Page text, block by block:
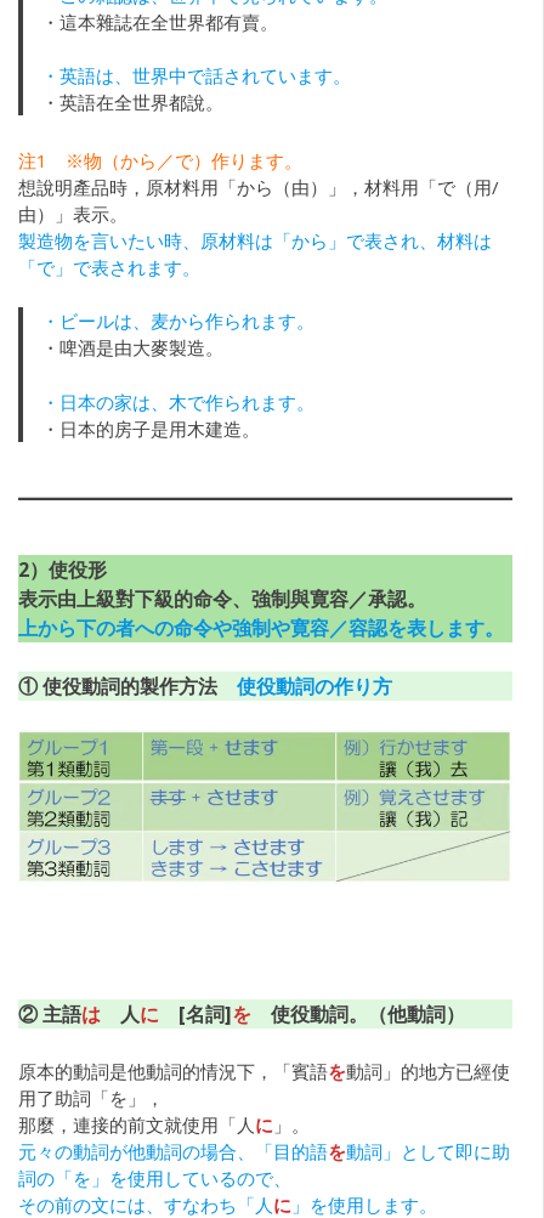
・這本雜誌在全世界都有賣。
・英語は、世界中で話されています。
・英語在全世界都說。
注1 ※物（から／で）作ります。
想說明產品時，原材料用「から（由）」，材料用「で（用/
由）」表示。
製造物を言いたい時、原材料は「から」で表され、材料は
「で」で表されます。
・ビールは、麦から作られます。
・啤酒是由大麥製造。
・日本の家は、木で作られます。
・日本的房子是用木建造。
2）使役形
表示由上級對下級的命令、強制與寛容／承認。
上から下の者への命令や強制や寛容／容認を表します。
① 使役動詞的製作方法 使役動詞の作り方
② 主語は 人に [名詞]を 使役動詞。（他動詞）
原本的動詞是他動詞的情況下，「賓語を動詞」的地方已經使
用了助詞「を」，
那麼，連接的前文就使用「人 に 」。
元々の動詞が他動詞の場合、「目的語を動詞」として即に助
詞の「を」を使用しているので、
その前の文には、すなわち「人 に 」を使用します。